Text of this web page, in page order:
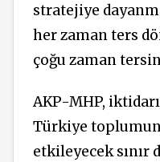
stratejiye
her zaman ters
çoğu zaman
AKP-MHP,
Türkiye
etkileyecek sınır